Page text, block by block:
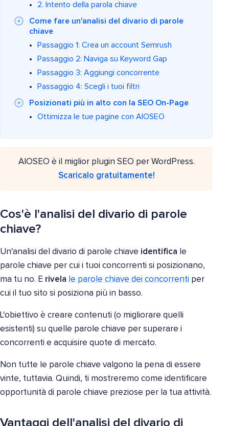
2. Intento della parola chiave
Come fare un'analisi del divario di parole
chiave
Passaggio 1: Crea un account Semrush
Passaggio 2: Naviga su Keyword Gap
Passaggio 3: Aggiungi concorrente
Passaggio 4: Scegli i tuoi filtri
Posizionati più in alto con la SEO On-Page
Ottimizza le tue pagine con AIOSEO
AIOSEO è il miglior plugin SEO per WordPress.
Scaricalo gratuitamente!
Cos'è l'analisi del divario di parole
chiave?
Un'analisi del divario di parole chiave identifica le
parole chiave per cui i tuoi concorrenti si posizionano,
ma tu no. E rivela le parole chiave dei concorrenti per
cui il tuo sito si posiziona più in basso.
L'obiettivo è creare contenuti (o migliorare quelli
esistenti) su quelle parole chiave per superare i
concorrenti e acquisire quote di mercato.
Non tutte le parole chiave valgono la pena di essere
vinte, tuttavia. Quindi, ti mostreremo come identificare
opportunità di parole chiave preziose per la tua attività.
Vantaggi dell'analisi del divario di